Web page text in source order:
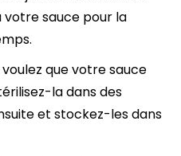
votre sauce pour la
voulez que votre sauce
la dans des
et stockez-les dans